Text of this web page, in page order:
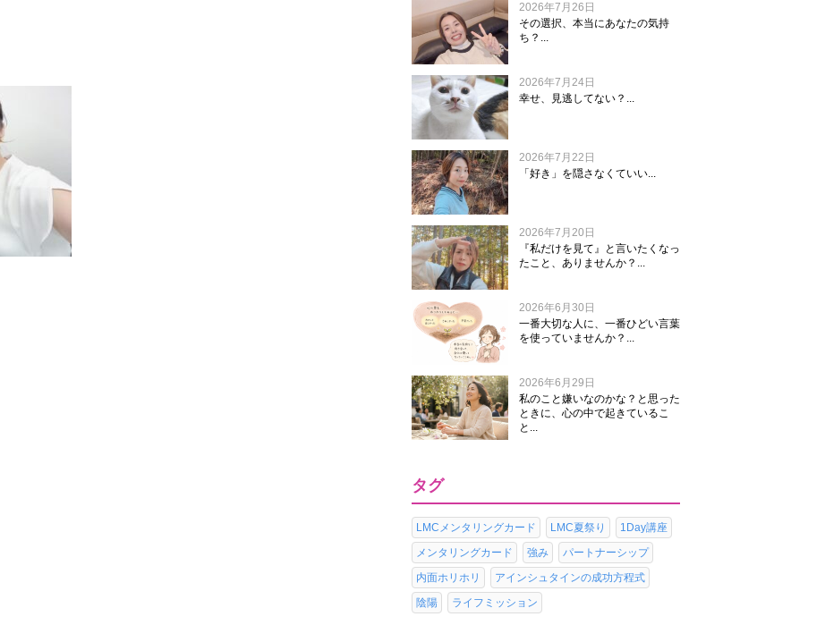
2026年7月26日
その選択、本当にあなたの気持
ち？...
2026年7月24日
幸せ、見逃してない？...
2026年7月22日
「好き」を隠さなくていい...
2026年7月20日
『私だけを見て』と言いたくなっ
たこと、ありませんか？...
2026年6月30日
一番大切な人に、一番ひどい言葉
を使っていませんか？...
2026年6月29日
私のこと嫌いなのかな？と思った
ときに、心の中で起きているこ
と...
タグ
LMCメンタリングカード LMC夏祭り
1Day講座
メンタリングカード
強み
パートナーシップ
内面ホリホリ
アインシュタインの成功方程式
陰陽
ライフミッション